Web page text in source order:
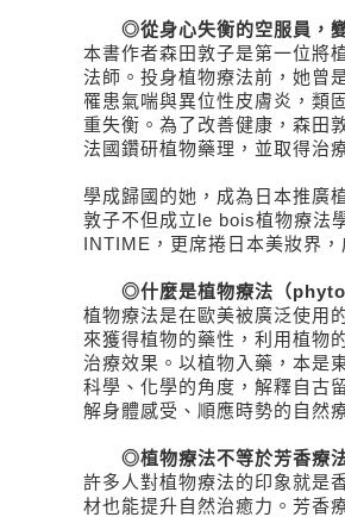
◎從身心失衡的空服員，變
本書作者森田敦子是第一位將
法師。投身植物療法前，她曾
罹患氣喘與異位性皮膚炎，類
重失衡。為了改善健康，森田
法國鑽研植物藥理，並取得治
學成歸國的她，成為日本推廣
敦子不但成立le bois植物療法
INTIME，更席捲日本美妝界
◎什麼是植物療法（
植物療法是在歐美被廣泛使用
來獲得植物的藥性，利用植物
治療效果。以植物入藥，本是
科學、化學的角度，解釋自古
解身體感受、順應時勢的自然
◎植物療法不等於芳香療
許多人對植物療法的印象就是
材也能提升自然治癒力。芳香